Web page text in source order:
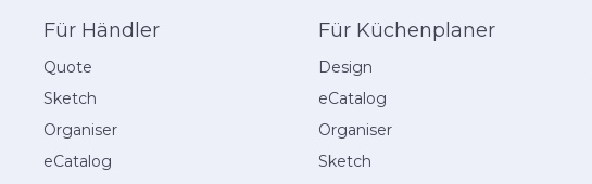
Für Händler
Quote
Sketch
Organiser
eCatalog
Für Küchenplaner
Design
eCatalog
Organiser
Sketch